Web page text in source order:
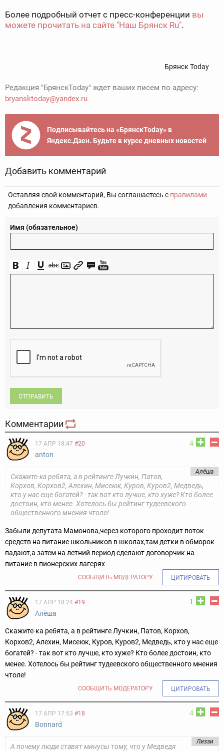
Более подробный отчет с пресс-конференции вы
можете прочитать на сайте "Наш Брянск Ru".
Брянск Today
Редакция "БрянскToday" ждет ваших писем по адресу:
bryansktoday@yandex.ru
Подписывайтесь на «БрянскToday» в
Яндекс.Дзен. Будьте в курсе дневных новостей
Добавить комментарий
Оставляя свой комментарий, Вы соглашаетесь с правилами
добавления комментариев.
Имя (обязательное)
ОТПРАВИТЬ
Комментарии
4
17 АПР 18:47 #20
anton
Алёша
Скажите-ка ребята, а в рейтинге Лучкин, Патов,
Корхов, Корхов2, Алехин, Мисеюк, Куров, Куров2, Медведь,
кто у нас еще богатей? - так вот кто лучше, кто хуже? Кто более
достоин, кто менее. Хотелось бы рейтинг тудеевского
общественного мнения чтоле!
Забыли депутата Мамонова,через которого проходит поток
средств на питание школьников в школах,там детки в обморок
падают,а затем на летний период сделают договорчик на
питание в пионерских лагерях
СООБЩИТЬ МОДЕРАТОРУ ЦИТИРОВАТЬ
-1
17 АПР 18:24 #19
Алёша
Скажите-ка ребята, а в рейтинге Лучкин, Патов, Корхов,
Корхов2, Алехин, Мисеюк, Куров, Куров2, Медведь, кто у нас еще
богатей? - так вот кто лучше, кто хуже? Кто более достоин, кто
менее. Хотелось бы рейтинг тудеевского общественного мнения
чтоле!
СООБЩИТЬ МОДЕРАТОРУ ЦИТИРОВАТЬ
4
17 АПР 17:53 #18
Bonnard
Лиззи
А почему люди ставят минусы тому, что у Медведя